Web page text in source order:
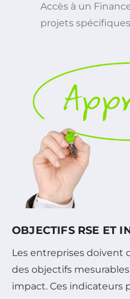
Accès à un
projets
OBJECTIFS RSE ET
Les entreprises doivent
des objectifs
impact. Ces indicateurs